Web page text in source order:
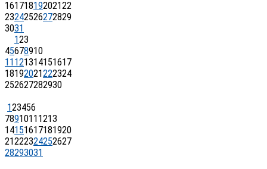
16171819202122
23242526272829
3031
123
45678910
11 121314151617
18192021222324
252627282930
123456
7891011 1213
14151617181920
21222324252627
28293031